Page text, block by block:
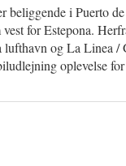
beliggende i Puerto
for Estepona.
lufthavn og La Linea
oplevelse